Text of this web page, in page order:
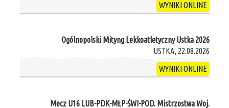
WYNIKI ONLINE
Ogólnopolski Mityng Lekkoatletyczny Ustka 2026
USTKA, 22.08.2026
WYNIKI ONLINE
Mecz U16 LUB-PDK-MŁP-ŚWI-POD. Mistrzostwa Woj.